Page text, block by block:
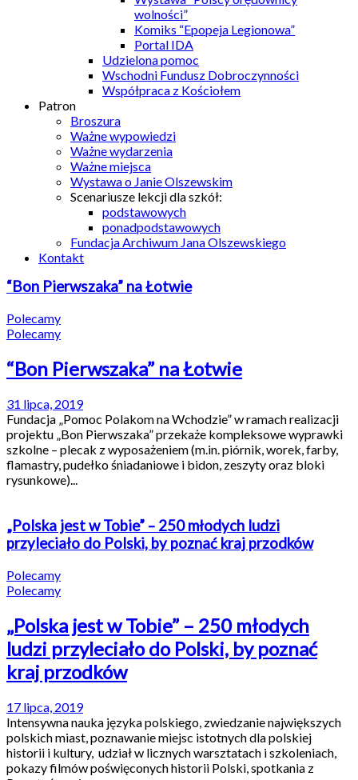
wolności”
Komiks “Epopeja Legionowa”
Portal IDA
Udzielona pomoc
Wschodni Fundusz Dobroczynności
Współpraca z Kościołem
Patron
Broszura
Ważne wypowiedzi
Ważne wydarzenia
Ważne miejsca
Wystawa o Janie Olszewskim
Scenariusze lekcji dla szkół:
podstawowych
ponadpodstawowych
Fundacja Archiwum Jana Olszewskiego
Kontakt
“Bon Pierwszaka” na Łotwie
Polecamy
Polecamy
“Bon Pierwszaka” na Łotwie
31 lipca, 2019
Fundacja „Pomoc Polakom na Wchodzie” w ramach realizacji
projektu „Bon Pierwszaka” przekaże kompleksowe wyprawki
szkolne – plecak z wyposażeniem (m.in. piórnik, worek, farby,
flamastry, pudełko śniadaniowe i bidon, zeszyty oraz bloki
rysunkowe)...
„Polska jest w Tobie” – 250 młodych ludzi
przyleciało do Polski, by poznać kraj przodków
Polecamy
Polecamy
„Polska jest w Tobie” – 250 młodych
ludzi przyleciało do Polski, by poznać
kraj przodków
17 lipca, 2019
Intensywna nauka języka polskiego, zwiedzanie największych
polskich miast, poznawanie miejsc istotnych dla polskiej
historii i kultury, udział w licznych warsztatach i szkoleniach,
pokazy filmów poświęconych historii Polski, spotkania z